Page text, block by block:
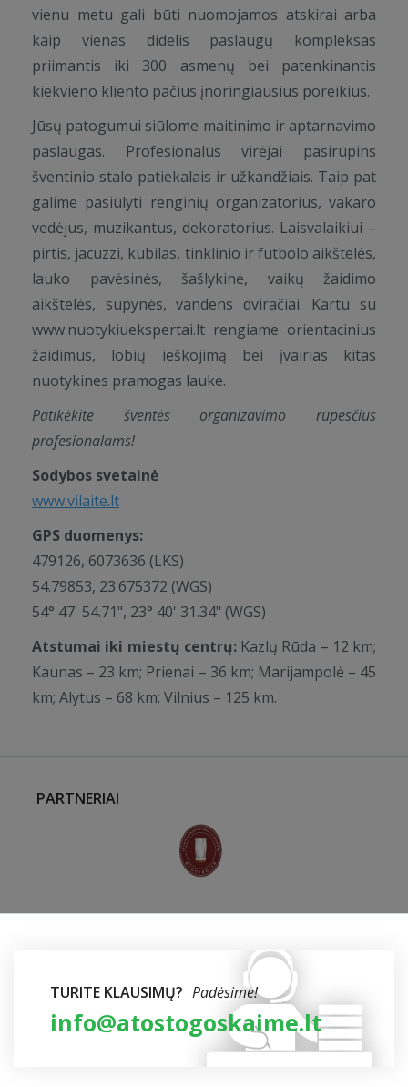
vienu metu gali būti nuomojamos atskirai arba
kaip vienas didelis paslaugų kompleksas
priimantis iki 300 asmenų bei patenkinantis
kiekvieno kliento pačius įnoringiausius poreikius.
Jūsų patogumui siūlome maitinimo ir aptarnavimo
paslaugas. Profesionalūs virėjai pasirūpins
šventinio stalo patiekalais ir užkandžiais. Taip pat
galime pasiūlyti renginių organizatorius, vakaro
vedėjus, muzikantus, dekoratorius. Laisvalaikiui –
pirtis, jacuzzi, kubilas, tinklinio ir futbolo aikštelės,
lauko pavėsinės, šašlykinė, vaikų žaidimo
aikštelės, supynės, vandens dviračiai. Kartu su
www.nuotykiuekspertai.lt rengiame orientacinius
žaidimus, lobių ieškojimą bei įvairias kitas
nuotykines pramogas lauke.
Patikėkite šventės organizavimo rūpesčius
profesionalams!
Sodybos svetainė
www.vilaite.lt
GPS duomenys:
479126, 6073636 (LKS)
54.79853, 23.675372 (WGS)
54° 47' 54.71", 23° 40' 31.34" (WGS)
Atstumai iki miestų centrų:Kazlų Rūda – 12 km;
Kaunas – 23 km; Prienai – 36 km; Marijampolė – 45
km; Alytus – 68 km; Vilnius – 125 km.
PARTNERIAI
TURITE KLAUSIMŲ? Padėsime!
info@atostogoskaime.lt